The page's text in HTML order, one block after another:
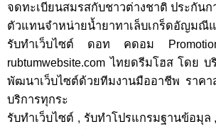
จดทะเบียนสมรสกับชาวต่างชาติ ประกัน
ตัวแทนจำหน่ายน้ำยาทาเล็บเกร็ดอัญมณีแ
รับทำเว็บไซต์ ดอท คดอม
rubtumwebsite.com ไทยดรีมโฮส โดย
พัฒนาเว็บไซต์ด้วยทีมงานมืออาชีพ ราค
บริการทุกระ
รับทำเว็บไซต์ , รับทำโปรแกรมฐานข้อมุ